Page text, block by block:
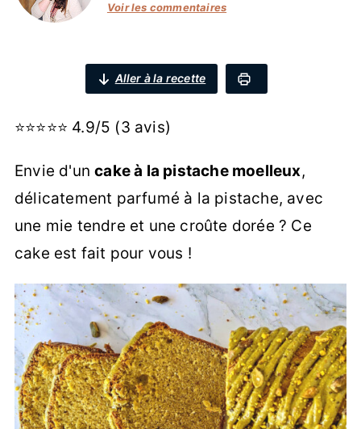
Voir les commentaires
Aller à la recette
⭐⭐⭐⭐⭐ 4.9/5 (3 avis)
Envie d'uncake à la pistache moelleux,
délicatement parfumé à la pistache, avec
une mie tendre et une croûte dorée ? Ce
cake est fait pour vous !